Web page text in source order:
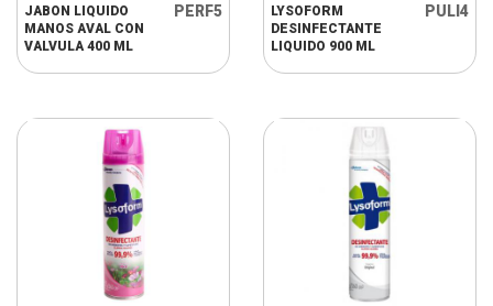
JABON LIQUIDO
MANOS AVAL CON
VALVULA 400 ML
PERF5
LYSOFORM
DESINFECTANTE
LIQUIDO 900 ML
PULI4